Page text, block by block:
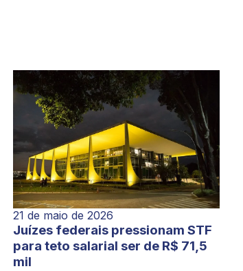
21 de maio de 2026
Juízes federais pressionam STF
para teto salarial ser de R$ 71,5
mil